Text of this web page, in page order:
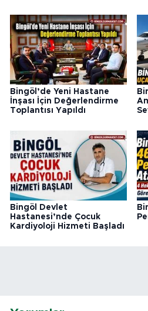
Bingöl’de Yeni Hastane
İnşası İçin Değerlendirme
Toplantısı Yapıldı
Bingöl Devlet
Hastanesi’nde Çocuk
Kardiyoloji Hizmeti Başladı